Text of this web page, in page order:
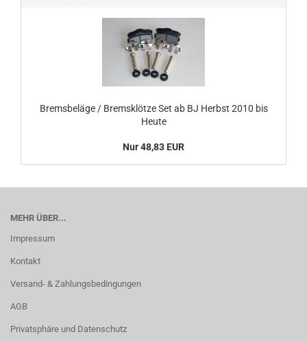
Bremsbeläge / Bremsklötze Set ab BJ Herbst 2010 bis
Heute
Nur 48,83 EUR
MEHR ÜBER...
Impressum
Kontakt
Versand- & Zahlungsbedingungen
AGB
Privatsphäre und Datenschutz